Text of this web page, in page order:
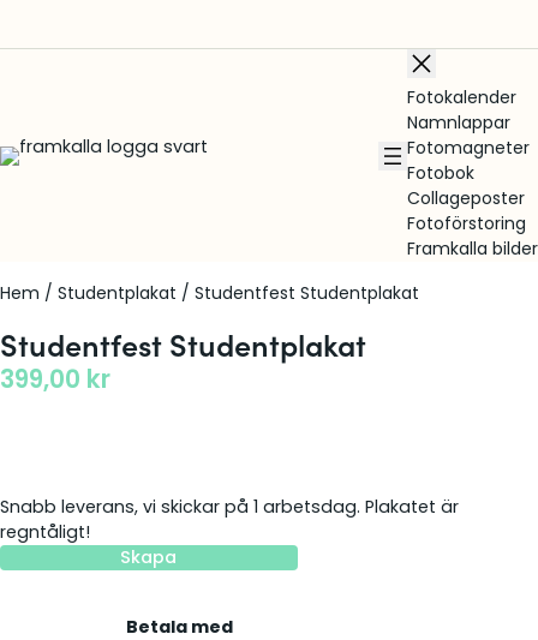
Fotokalender
Namnlappar
Fotomagneter
Fotobok
Collageposter
Fotoförstoring
Framkalla bilder
Hem / Studentplakat / Studentfest Studentplakat
Studentfest Studentplakat
399,00 kr
Snabb leverans, vi skickar på 1 arbetsdag. Plakatet är
regntåligt!
Skapa
Betala med